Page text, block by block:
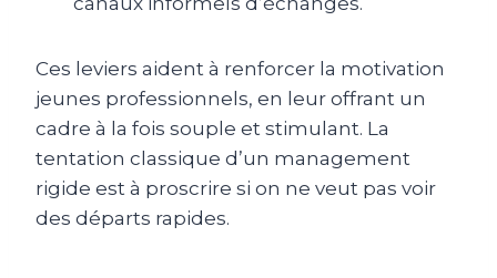
Ces leviers aident à renforcer la motivation
jeunes professionnels, en leur offrant un
cadre à la fois souple et stimulant. La
tentation classique d’un management
rigide est à proscrire si on ne veut pas voir
des départs rapides.